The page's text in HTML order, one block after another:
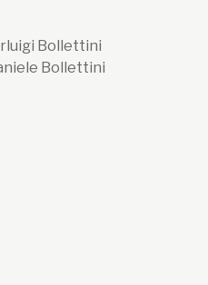
Bollettini
Bollettini